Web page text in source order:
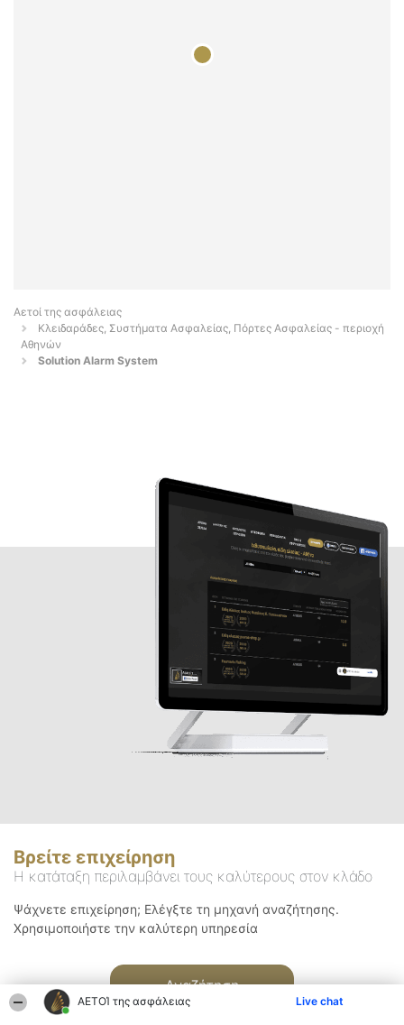
ΑΕΤΟΊ της ασφάλειας Live chat
Αετοί της ασφάλειας
Κλειδαράδες, Συστήματα Ασφαλείας, Πόρτες Ασφαλείας - περιοχή
Αθηνών
Solution Alarm System
Βρείτε επιχείρηση
Η κατάταξη περιλαμβάνει τους καλύτερους στον κλάδο
Ψάχνετε επιχείρηση; Ελέγξτε τη μηχανή αναζήτησης.
Χρησιμοποιήστε την καλύτερη υπηρεσία
Αναζήτηση